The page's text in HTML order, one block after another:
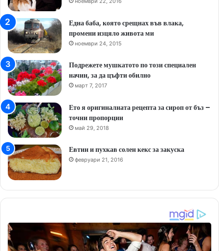
Една баба, която срещнах във влака,
промени изцяло живота ми
ноември 24, 2015
Подрежете мушкатото по този специален
начин, за да цъфти обилно
март 7, 2017
Ето я оригиналната рецепта за сироп от бъз –
точни пропорции
май 29, 2018
Евтин и пухкав солен кекс за закуска
февруари 21, 2016